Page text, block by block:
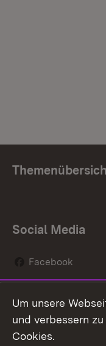
Social Media
Facebook
Social Wall
Youtube
Um unsere
und verbessern
Cookies.